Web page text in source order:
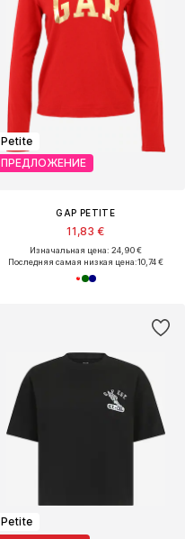
Petite
ПРЕДЛОЖЕНИЕ
GAP PETITE
11,83 €
Изначальная цена: 24,90 €
Последняя самая низкая цена:10,74 €
Petite